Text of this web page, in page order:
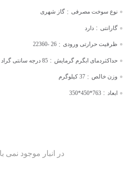
نوع سوخت مصرفی : گاز شهری
گارانتی : دارد
ظرفیت حرارتی ورودی :
26 -22360
حداکثردمای ابگرم گرمایش : 85 درجه سانتی گراد
وزن خالص : 37 کیلوگرم
ابعاد :
763*450*350
در انبار موجود نمی